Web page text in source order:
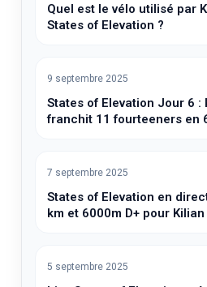
Quel est le vélo utilisé par
States of Elevation ?
9 septembre 2025
States of Elevation Jour 6 :
franchit 11 fourteeners en
7 septembre 2025
States of Elevation en
km et 6000m D+ pour
5 septembre 2025